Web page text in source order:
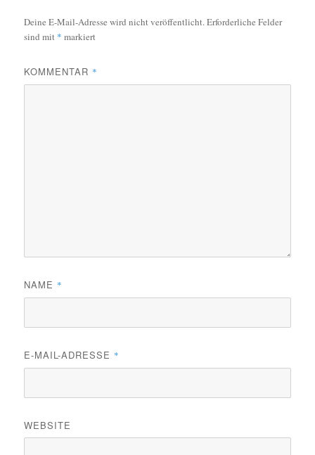
Deine E-Mail-Adresse wird nicht veröffentlicht.Erforderliche Felder
sind mit * markiert
KOMMENTAR *
NAME *
E-MAIL-ADRESSE *
WEBSITE